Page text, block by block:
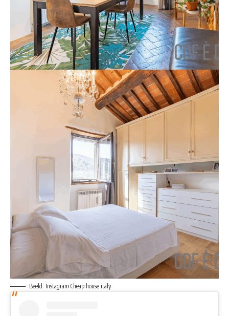
Beeld: Instagram Cheap house italy